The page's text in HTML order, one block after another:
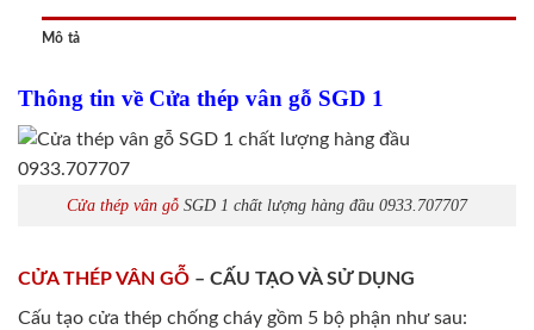
Mô tả
Thông tin về Cửa thép vân gỗ SGD 1
Cửa thép vân gỗ SGD 1 chất lượng hàng đầu 0933.707707
CỬA THÉP VÂN GỖ – CẤU TẠO VÀ SỬ DỤNG
Cấu tạo cửa thép chống cháy gồm 5 bộ phận như sau: